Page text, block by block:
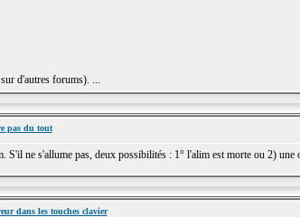
d'autres forums). ...
pas du tout
ne s'allume pas, deux possibilités : 1° l'alim est morte ou 2) une
dans les touches clavier